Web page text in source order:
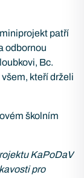
patří
odbornou
Bc.
kteří drželi
školním
KaPoDaV
pro